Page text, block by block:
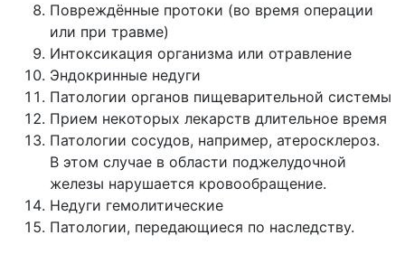
Повреждённые протоки (во время операции
или при травме)
Интоксикация организма или отравление
Эндокринные недуги
Патологии органов пищеварительной системы
Прием некоторых лекарств длительное время
Патологии сосудов, например, атеросклероз.
В этом случае в области поджелудочной
железы нарушается кровообращение.
Недуги гемолитические
Патологии, передающиеся по наследству.